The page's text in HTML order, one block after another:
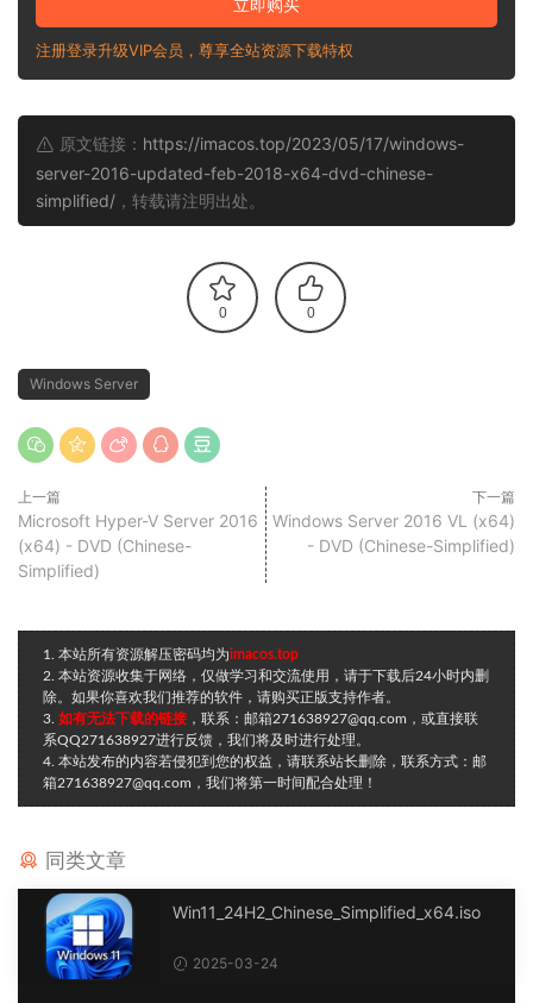
立即购买
注册登录升级VIP会员，尊享全站资源下载特权
原文链接： https://imacos.top/2023/05/17/windows-
server-2016-updated-feb-2018-x64-dvd-chinese-
simplified/ ，转载请注明出处。
0 0
Windows Server
上一篇
Microsoft Hyper-V Server 2016
(x64) - DVD (Chinese-
Simplified)
下一篇
Windows Server 2016 VL (x64)
- DVD (Chinese-Simplified)
1. 本站所有资源解压密码均为imacos.top
2. 本站资源收集于网络，仅做学习和交流使用，请于下载后24小时内删
除。如果你喜欢我们推荐的软件，请购买正版支持作者。
3. 如有无法下载的链接 ，联系：邮箱271638927@qq.com，或直接联
系QQ271638927进行反馈，我们将及时进行处理。
4. 本站发布的内容若侵犯到您的权益，请联系站长删除，联系方式：邮
箱271638927@qq.com，我们将第一时间配合处理！
同类文章
Win11_24H2_Chinese_Simplified_x64.iso
2025-03-24